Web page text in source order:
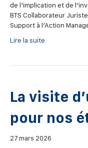
de l’implication et de
BTS Collaborateur Juriste
Support à l’Action
Lire la suite
La visite
pour nos
27 mars 2026